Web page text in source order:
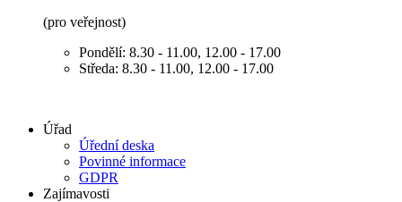
(pro veřejnost)
Pondělí: 8.30 - 11.00, 12.00 - 17.00
Středa: 8.30 - 11.00, 12.00 - 17.00
Úřad
Úřední deska
Povinné informace
GDPR
Zajímavosti